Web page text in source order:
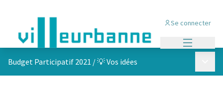
Se connecter
Budget Participatif 2021 /💡 Vos idées